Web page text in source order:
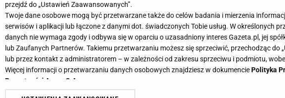
przejdź do „Ustawień Zaawansowanych”.
Twoje dane osobowe mogą być przetwarzane także do celów badania i mierzenia
serwisów i aplikacji lub łączone z danymi dot. świadczonych Tobie usług. W określonych
danych nie wymaga zgody i odbywa się w oparciu o uzasadniony interes Gazeta.pl, jej
lub Zaufanych Partnerów. Takiemu przetwarzaniu możesz się sprzeciwić, przechodząc do
lub przez kontakt z administratorem – w zależności od zakresu sprzeciwu i podmiotu,
Więcej informacji o przetwarzaniu danych osobowych znajdziesz w dokumenciePolityka
Prywatności Agora S.A.